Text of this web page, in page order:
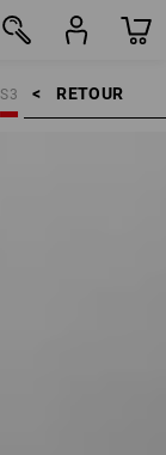
RETOUR    >
S3